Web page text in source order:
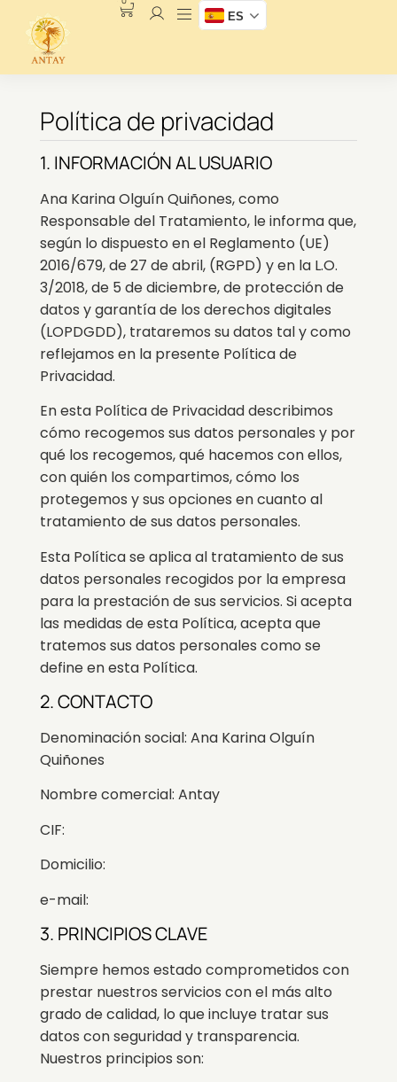
ES
Política de privacidad
1. INFORMACIÓN AL USUARIO
Ana Karina Olguín Quiñones, como
Responsable del Tratamiento, le informa que,
según lo dispuesto en el Reglamento (UE)
2016/679, de 27 de abril, (RGPD) y en la L.O.
3/2018, de 5 de diciembre, de protección de
datos y garantía de los derechos digitales
(LOPDGDD), trataremos su datos tal y como
reflejamos en la presente Política de
Privacidad.
En esta Política de Privacidad describimos
cómo recogemos sus datos personales y por
qué los recogemos, qué hacemos con ellos,
con quién los compartimos, cómo los
protegemos y sus opciones en cuanto al
tratamiento de sus datos personales.
Esta Política se aplica al tratamiento de sus
datos personales recogidos por la empresa
para la prestación de sus servicios. Si acepta
las medidas de esta Política, acepta que
tratemos sus datos personales como se
define en esta Política.
2. CONTACTO
Denominación social: Ana Karina Olguín
Quiñones
Nombre comercial: Antay
CIF:
Domicilio:
e-mail:
3. PRINCIPIOS CLAVE
Siempre hemos estado comprometidos con
prestar nuestros servicios con el más alto
grado de calidad, lo que incluye tratar sus
datos con seguridad y transparencia.
Nuestros principios son: